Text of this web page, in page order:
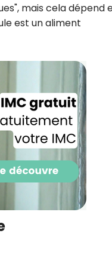
mais cela dépend
est un aliment
newsletter
à ce que la société
Players analyse le taux
pour mesurer et
des campagnes.
savoir si vous ouvrez les
laquelle vous le faites
sur le terminal
Pour en savoir plus sur ces
politique de
mon cadeau !
sera utilisée par Digital Prisma
contenant des offres